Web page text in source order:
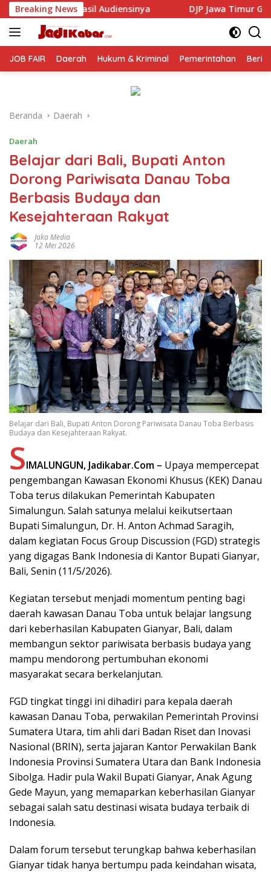
Langsung
ke
konten
Breaking NewsDJP Jawa Timur Gandeng GP Ansor Tingkatkan
JOB FAIR Daerah Hukum & Kriminal Pemerintahan
Beranda Daerah
Daerah
Belajar dari Bali, Bupati Anton
Dorong Pariwisata Danau Toba
Berbasis Budaya dan
Kesejahteraan Rakyat
Jaka Media
12 Mei 2026
Belajar dari Bali, Bupati Anton Dorong Pariwisata Danau Toba Berbasis
Budaya dan Kesejahteraan Rakyat.
SIMALUNGUN, Jadikabar.Com – Upaya mempercepat
pengembangan Kawasan Ekonomi Khusus (KEK) Danau
Toba terus dilakukan Pemerintah Kabupaten
Simalungun. Salah satunya melalui keikutsertaan
Bupati Simalungun, Dr. H. Anton Achmad Saragih,
dalam kegiatan Focus Group Discussion (FGD) strategis
yang digagas Bank Indonesia di Kantor Bupati Gianyar,
Bali, Senin (11/5/2026).
Kegiatan tersebut menjadi momentum penting bagi
daerah kawasan Danau Toba untuk belajar langsung
dari keberhasilan Kabupaten Gianyar, Bali, dalam
membangun sektor pariwisata berbasis budaya yang
mampu mendorong pertumbuhan ekonomi
masyarakat secara berkelanjutan.
FGD tingkat tinggi ini dihadiri para kepala daerah
kawasan Danau Toba, perwakilan Pemerintah Provinsi
Sumatera Utara, tim ahli dari Badan Riset dan Inovasi
Nasional (BRIN), serta jajaran Kantor Perwakilan Bank
Indonesia Provinsi Sumatera Utara dan Bank Indonesia
Sibolga. Hadir pula Wakil Bupati Gianyar, Anak Agung
Gede Mayun, yang memaparkan keberhasilan Gianyar
sebagai salah satu destinasi wisata budaya terbaik di
Indonesia.
Dalam forum tersebut terungkap bahwa keberhasilan
Gianyar tidak hanya bertumpu pada keindahan wisata,